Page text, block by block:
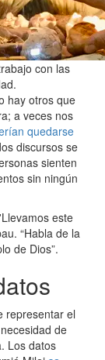
con las
hay otros que
a veces nos
quedarse
discursos se
sienten
sin ningún
este
“Habla de la
de Dios”.
representar el
de
Los datos